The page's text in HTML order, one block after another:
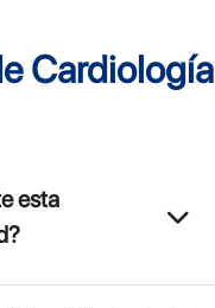
Cardiología
esta